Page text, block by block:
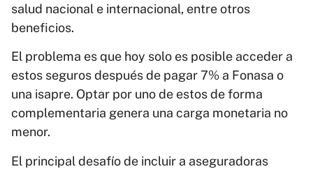
salud nacional e internacional, entre otros
beneficios.
El problema es que hoy solo es posible acceder a
estos seguros después de pagar 7% a Fonasa o
una isapre. Optar por uno de estos de forma
complementaria genera una carga monetaria no
menor.
El principal desafío de incluir a aseguradoras